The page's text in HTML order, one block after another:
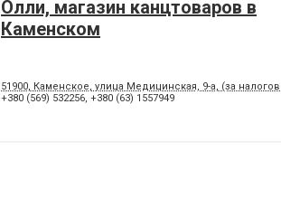
Олли, магазин канцтоваров в
Каменском
51900, Каменское, улица Медицинская, 9-а, (за
+380 (569) 532256, +380 (63) 1557949